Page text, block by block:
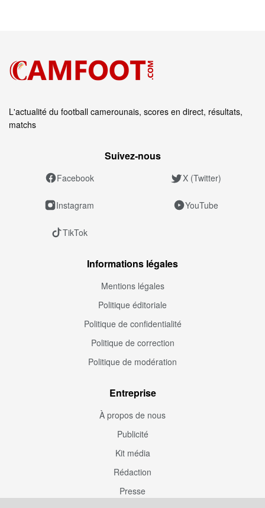
L'actualité du football camerounais, scores en direct, résultats,
matchs
Suivez‑nous
Facebook X (Twitter)
Instagram YouTube
TikTok
Informations légales
Mentions légales
Politique éditoriale
Politique de confidentialité
Politique de correction
Politique de modération
Entreprise
À propos de nous
Publicité
Kit média
Rédaction
Presse